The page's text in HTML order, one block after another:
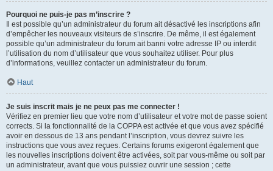
Pourquoi ne puis-je pas m’inscrire ?
Il est possible qu’un administrateur du forum ait désactivé les inscriptions afin
d’empêcher les nouveaux visiteurs de s’inscrire. De même, il est également
possible qu’un administrateur du forum ait banni votre adresse IP ou interdit
l’utilisation du nom d’utilisateur que vous souhaitez utiliser. Pour plus
d’informations, veuillez contacter un administrateur du forum.
Haut
Je suis inscrit mais je ne peux pas me connecter !
Vérifiez en premier lieu que votre nom d’utilisateur et votre mot de passe soient
corrects. Si la fonctionnalité de la COPPA est activée et que vous avez spécifié
avoir en dessous de 13 ans pendant l’inscription, vous devrez suivre les
instructions que vous avez reçues. Certains forums exigeront également que
les nouvelles inscriptions doivent être activées, soit par vous-même ou soit par
un administrateur, avant que vous puissiez ouvrir une session ; cette